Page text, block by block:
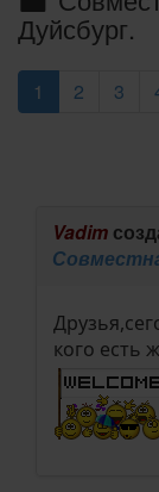
Дуйсбург.
1 2 3
Vadim
кого есть